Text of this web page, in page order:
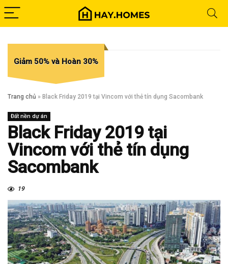
Giảm 50% và Hoàn 30%
Trang chủ » Black Friday 2019 tại Vincom với thẻ tín dụng Sacombank
Đất nền dự án
Black Friday 2019 tại
Vincom với thẻ tín dụng
Sacombank
19